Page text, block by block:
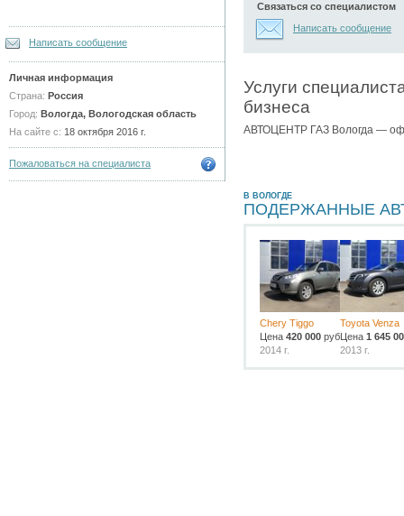
СПИСОК ВСЕХ РЕГИОНОВ
+ ДОБАВИТЬ КОМПАНИЮ
Написать сообщение
Личная информация
Страна: Россия
Город: Вологда, Вологодская область
На сайте с: 18 октября 2016 г.
Пожаловаться на специалиста
Связаться со специалистом
Написать сообщение
Услуги
бизнеса
АВТОЦЕНТР ГАЗ Вологда —
В ВОЛОГДЕ
ПОДЕРЖАННЫЕ
Chery Tiggo
Цена 420 000 руб.
2014 г.
Toyota Venza
Цена 1 645
2013 г.